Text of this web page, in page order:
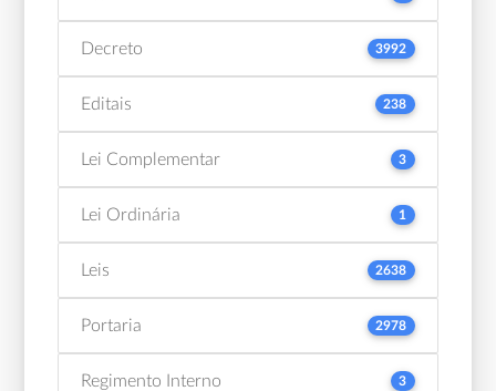
Decreto 3992
Editais 238
Lei Complementar 3
Lei Ordinária 1
Leis 2638
Portaria 2978
Regimento Interno 3